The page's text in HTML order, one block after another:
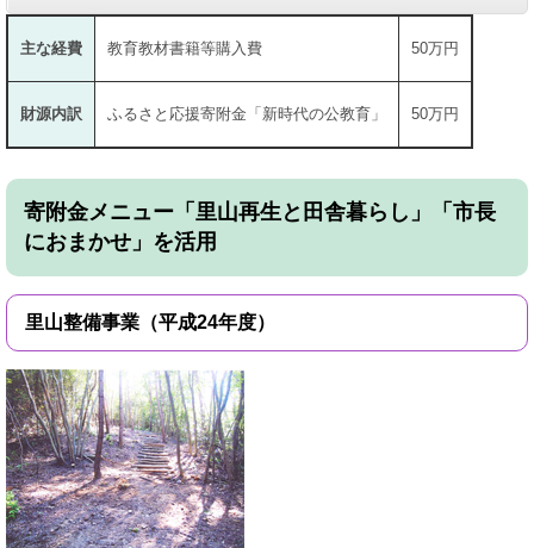
主な経費 教育教材書籍等購入費 50万円
財源内訳 ふるさと応援寄附金「新時代の公教育」 50万円
寄附金メニュー「里山再生と田舎暮らし」「市長
におまかせ」を活用
里山整備事業（平成24年度）